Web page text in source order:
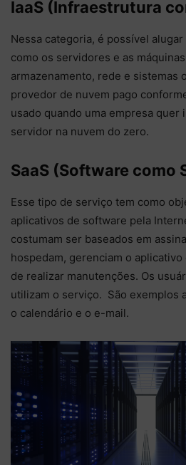
IaaS (Infraestrutura
Nessa categoria, é possível
como os servidores e as
armazenamento, rede e sistemas
provedor de nuvem pago
usado quando uma empresa quer
servidor na nuvem do zero.
SaaS (Software como
Esse tipo de serviço tem como
aplicativos de software pela
costumam ser baseados em
hospedam, gerenciam o
de realizar manutenções. Os
utilizam o serviço. São exemplos
o calendário e o e-mail.